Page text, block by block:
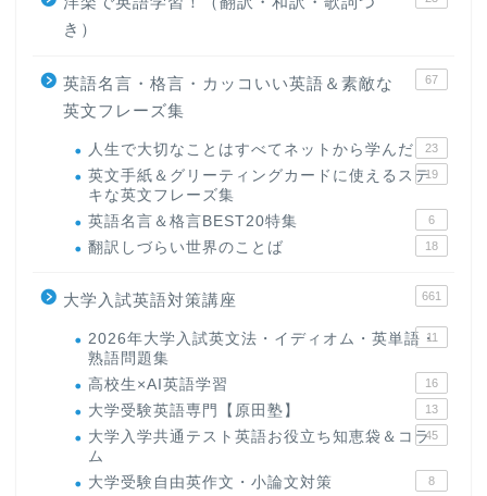
き）
英語名言・格言・カッコいい英語＆素敵な
英文フレーズ集
67
人生で大切なことはすべてネットから学んだ 23
英文手紙＆グリーティングカードに使えるステ
キな英文フレーズ集
19
英語名言＆格言BEST20特集 6
翻訳しづらい世界のことば 18
大学入試英語対策講座 661
2026年大学入試英文法・イディオム・英単語・
熟語問題集
11
高校生×AI英語学習 16
大学受験英語専門【原田塾】 13
大学入学共通テスト英語お役立ち知恵袋＆コラ
ム
45
大学受験自由英作文・小論文対策 8